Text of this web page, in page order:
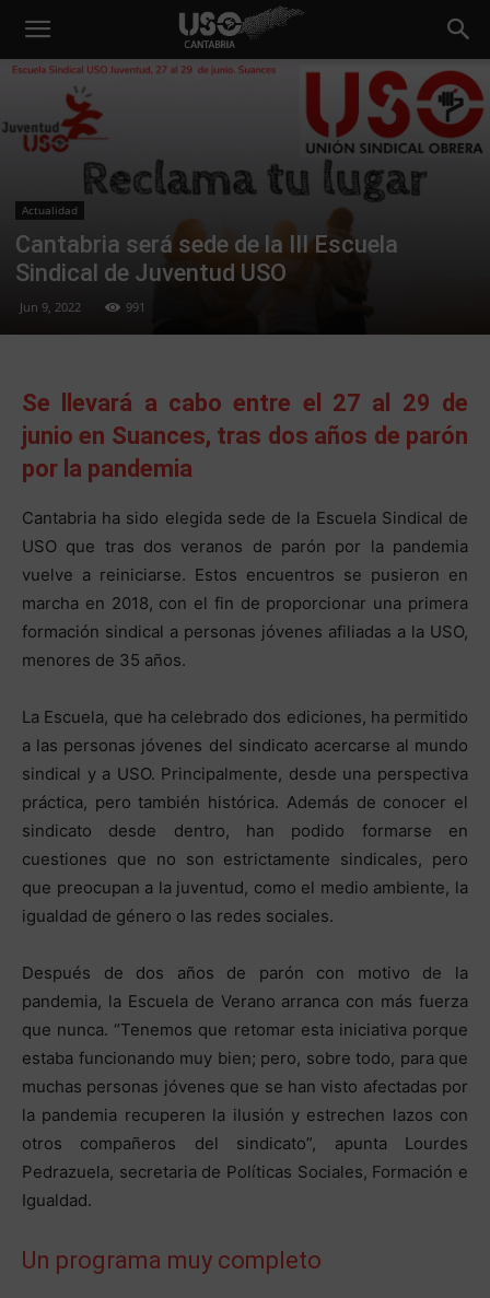
Actualidad
Cantabria será sede de la III Escuela
Sindical de Juventud USO
Jun 9, 2022 991
Se llevará a cabo entre el 27 al 29 de
junio en Suances, tras dos años de parón
por la pandemia
Cantabria ha sido elegida sede de la Escuela Sindical de
USO que tras dos veranos de parón por la pandemia
vuelve a reiniciarse. Estos encuentros se pusieron en
marcha en 2018, con el fin de proporcionar una primera
formación sindical a personas jóvenes afiliadas a la USO,
menores de 35 años.
La Escuela, que ha celebrado dos ediciones, ha permitido
a las personas jóvenes del sindicato acercarse al mundo
sindical y a USO. Principalmente, desde una perspectiva
práctica, pero también histórica. Además de conocer el
sindicato desde dentro, han podido formarse en
cuestiones que no son estrictamente sindicales, pero
que preocupan a la juventud, como el medio ambiente, la
igualdad de género o las redes sociales.
Después de dos años de parón con motivo de la
pandemia, la Escuela de Verano arranca con más fuerza
que nunca. “Tenemos que retomar esta iniciativa porque
estaba funcionando muy bien; pero, sobre todo, para que
muchas personas jóvenes que se han visto afectadas por
la pandemia recuperen la ilusión y estrechen lazos con
otros compañeros del sindicato”, apunta Lourdes
Pedrazuela, secretaria de Políticas Sociales, Formación e
Igualdad.
Un programa muy completo